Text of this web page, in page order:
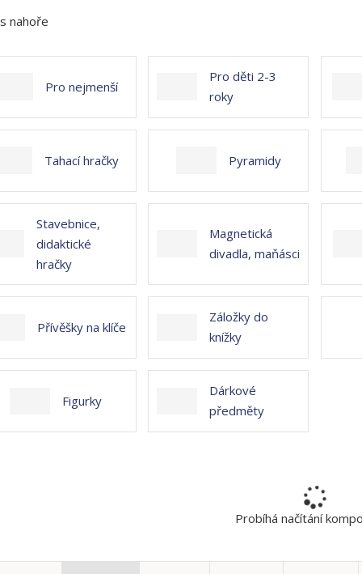
nahoře
Pro nejmenší
Pro děti 2-3
roky
Tahací hračky Pyramidy
Stavebnice,
didaktické
hračky
Magnetická
divadla, maňásci
Přívěšky na klíče
Záložky do
knížky
Figurky
Dárkové
předměty
Probíhá načítání